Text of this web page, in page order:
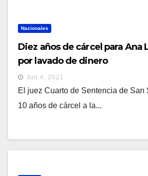
Nacionales
Diez años de cárcel para Ana
por lavado de dinero
Jun 4, 2021
El juez Cuarto de Sentencia de San
10 años de cárcel a la...